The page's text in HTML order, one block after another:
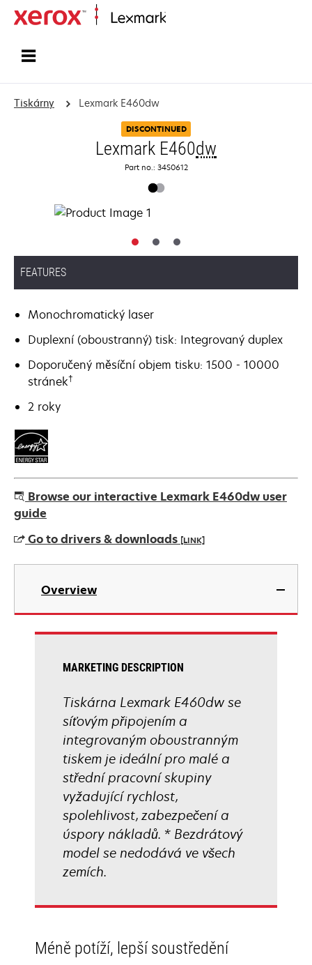
Tiskárny Lexmark E460dw
DISCONTINUED
Lexmark E460dw
Part no.: 34S0612
FEATURES
Monochromatický laser
Duplexní (oboustranný) tisk: Integrovaný duplex
Doporučený měsíční objem tisku: 1500 - 10000
stránek†
2 roky
Browse our interactive Lexmark E460dw user
guide
Go to drivers & downloads [LINK]
opens
new
Overview
MARKETING DESCRIPTION
Tiskárna Lexmark E460dw se
síťovým připojením a
integrovaným oboustranným
tiskem je ideální pro malé a
střední pracovní skupiny
vyžadující rychlost,
spolehlivost, zabezpečení a
úspory nákladů. * Bezdrátový
model se nedodává ve všech
zemích.
Méně potíží, lepší soustředění